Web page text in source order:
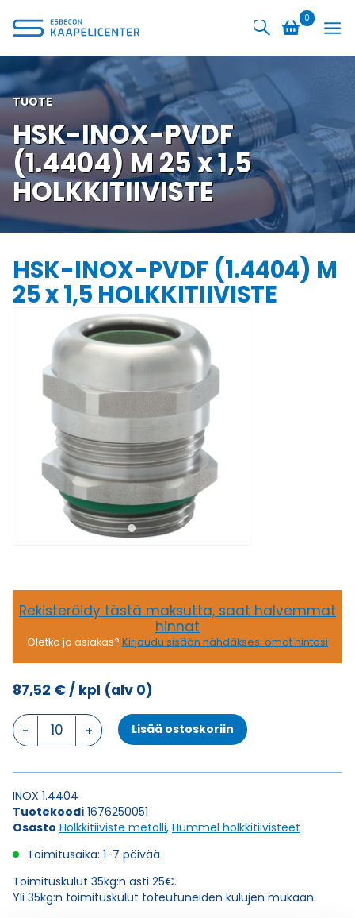
sisältöön
0
TUOTE
HSK-INOX-PVDF
(1.4404) M 25 x 1,5
HOLKKITIIVISTE
HSK-INOX-PVDF (1.4404) M
25 x 1,5 HOLKKITIIVISTE
Rekisteröidy tästä maksutta, saat halvemmat
hinnat
Oletko jo asiakas? Kirjaudu sisään nähdäksesi omat hintasi
87,52 €/ kpl (alv 0)
HSK-
INOX-
(1.4404)
25
x
1,5
HOLKKITIIVISTE
Lisää ostoskoriin
INOX 1.4404
Tuotekoodi 1676250051
Osasto Holkkitiiviste metalli, Hummel holkkitiivisteet
Toimitusaika: 1-7 päivää
Toimituskulut 35kg:n asti 25€.
Yli 35kg:n toimituskulut toteutuneiden kulujen mukaan.